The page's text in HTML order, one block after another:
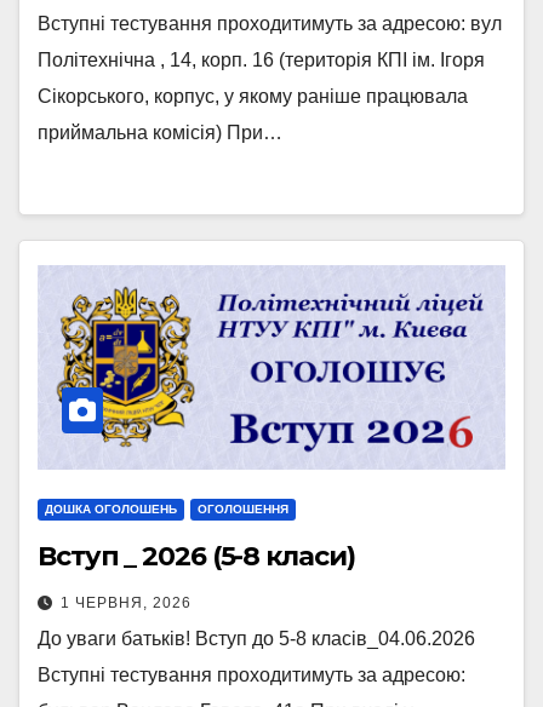
Вступні тестування проходитимуть за адресою: вул
Політехнічна , 14, корп. 16 (територія КПІ ім. Ігоря
Сікорського, корпус, у якому раніше працювала
приймальна комісія) При…
ДОШКА ОГОЛОШЕНЬ ОГОЛОШЕННЯ
Вступ _ 2026 (5-8 класи)
1 ЧЕРВНЯ, 2026
До уваги батьків! Вступ до 5-8 класів_04.06.2026
Вступні тестування проходитимуть за адресою: